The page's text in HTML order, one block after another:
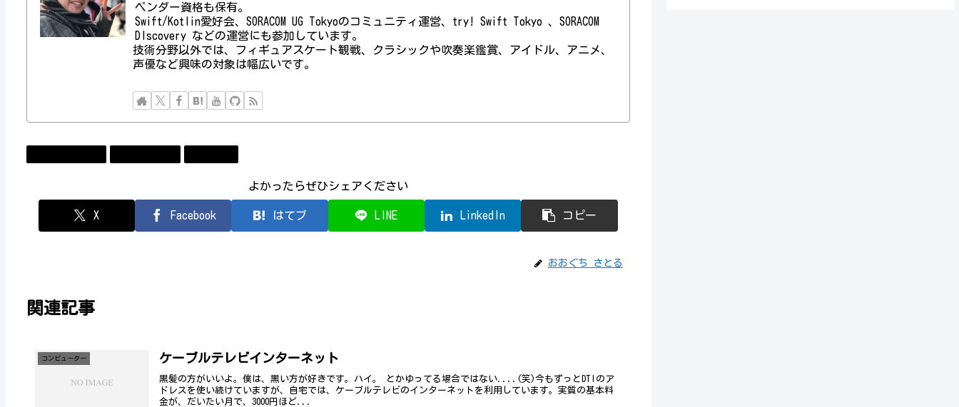
ベンダー資格も保有。
Swift/Kotlin愛好会、SORACOM UG Tokyoのコミュニティ運営、try! Swift Tokyo 、SORACOM
DIscovery などの運営にも参加しています。
技術分野以外では、フィギュアスケート観戦、クラシックや吹奏楽鑑賞、アイドル、アニメ、
声優など興味の対象は幅広いです。
よかったらぜひシェアください
X Facebook はてブ LINE LinkedIn コピー
おおぐち さとる
関連記事
コンビューター ケーブルテレビインターネット
黒髪の方がいいよ。僕は、黒い方が好きです。ハイ。 とかゆってる場合ではない....(笑)今もずっとDTIのア
ドレスを使い続けていますが、自宅では、ケーブルテレビのインターネットを利用しています。実質の基本料
金が、だいたい月で、3000円ほど...